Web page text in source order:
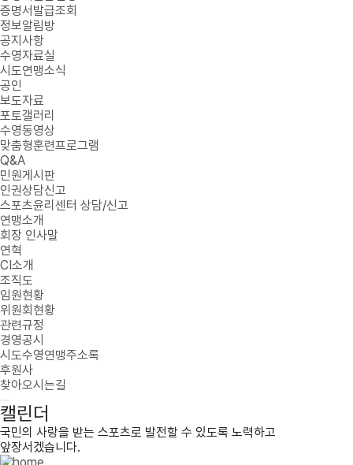
증명서발급조회
정보알림방
공지사항
수영자료실
시도연맹소식
공인
보도자료
포토갤러리
수영동영상
맞춤형훈련프로그램
Q&A
민원게시판
인권상담신고
스포츠윤리센터 상담/신고
연맹소개
회장 인사말
연혁
CI소개
조직도
임원현황
위원회현황
관련규정
경영공시
시도수영연맹주소록
후원사
찾아오시는길
캘린더
국민의 사랑을 받는 스포츠로 발전할 수 있도록 노력하고
앞장서겠습니다.